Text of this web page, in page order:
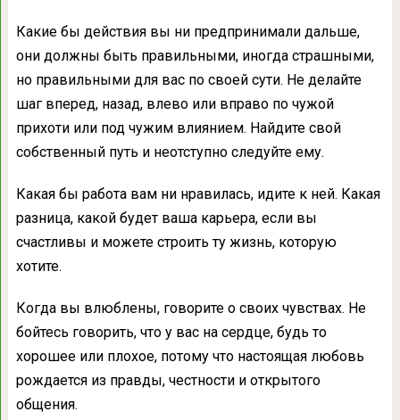
Какие бы действия вы ни предпринимали дальше,
они должны быть правильными, иногда страшными,
но правильными для вас по своей сути. Не делайте
шаг вперед, назад, влево или вправо по чужой
прихоти или под чужим влиянием. Найдите свой
собственный путь и неотступно следуйте ему.
Какая бы работа вам ни нравилась, идите к ней. Какая
разница, какой будет ваша карьера, если вы
счастливы и можете строить ту жизнь, которую
хотите.
Когда вы влюблены, говорите о своих чувствах. Не
бойтесь говорить, что у вас на сердце, будь то
хорошее или плохое, потому что настоящая любовь
рождается из правды, честности и открытого
общения.